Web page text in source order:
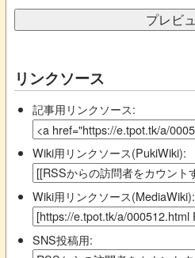
リンクソース
記事用リンクソース:
Wiki用リンクソース(PukiWiki):
Wiki用リンクソース(MediaWiki):
SNS投稿用: